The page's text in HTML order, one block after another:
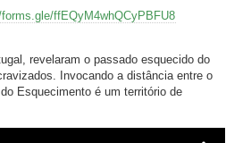
ffEQyM4whQCyPBFU8
revelaram o passado esquecido do
Invocando a distância entre o
Esquecimento é um território de